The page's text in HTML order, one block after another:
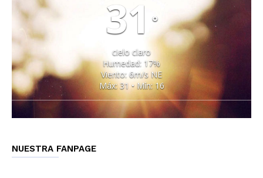
31 °
cielo claro
Humedad: 17%
Viento: 6m/s NE
Máx: 31 • Mín: 16
NUESTRA FANPAGE